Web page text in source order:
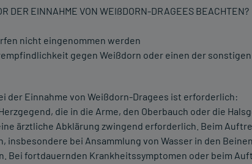
DER EINNAHME VON WEIßDORN-DRAGEES BEACHTEN?
nicht eingenommen werden
gegen Weißdorn oder einen der
der Einnahme von Weißdorn-Dragees ist erforderlich:
die in die Arme, den Oberbauch oder die
ärztliche Abklärung zwingend erforderlich. Beim
insbesondere bei Ansammlung von Wasser in den
Bei fortdauernden Krankheitssymptomen oder beim